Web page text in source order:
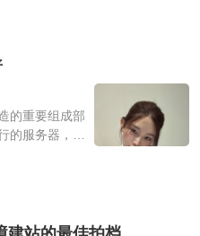
的重要组成部
的服务器，其
务器的特点是
。 ...